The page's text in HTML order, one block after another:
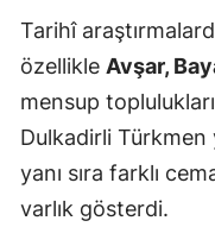
Tarihî
özellikle Avşar,
mensup
Dulkadirli Türkmen
yanı sıra farklı
varlık gösterdi.